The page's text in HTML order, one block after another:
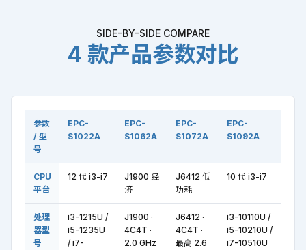
SIDE-BY-SIDE COMPARE
4 款产品参数对比
参数
/ 型
号
EPC-
S1022A
EPC-
S1062A
EPC-
S1072A
EPC-
S1092A
CPU
平台
12 代 i3-i7
J1900 经
济
J6412 低
功耗
10 代 i3-i7
处理
器型
号
i3-1215U /
i5-1235U
/ i7-
J1900 ·
4C4T ·
2.0 GHz
J6412 ·
4C4T ·
最高 2.6
i3-10110U /
i5-10210U /
i7-10510U